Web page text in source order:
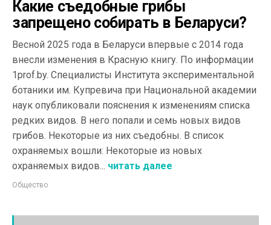
Какие съедобные грибы
запрещено собирать в Беларуси?
Весной 2025 года в Беларуси впервые с 2014 года
внесли изменения в Красную книгу. По информации
1prof.by. Специалисты Института экспериментальной
ботаники им. Купревича при Национальной академии
наук опубликовали пояснения к изменениям списка
редких видов. В него попали и семь новых видов
грибов. Некоторые из них съедобны. В список
охраняемых вошли: Некоторые из новых
охраняемых видов... читать далее
Общество